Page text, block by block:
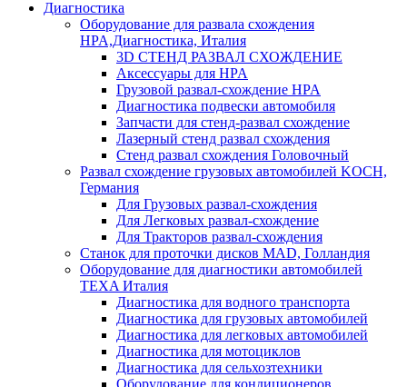
Диагностика
Оборудование для развала схождения
HPA,Диагностика, Италия
3D СТЕНД РАЗВАЛ СХОЖДЕНИЕ
Аксессуары для HPA
Грузовой развал-схождение HPA
Диагностика подвески автомобиля
Запчасти для стенд-развал схождение
Лазерный стенд развал схождения
Стенд развал схождения Головочный
Развал схождение грузовых автомобилей KOCH,
Германия
Для Грузовых развал-схождения
Для Легковых развал-схождение
Для Тракторов развал-схождения
Станок для проточки дисков MAD, Голландия
Оборудование для диагностики автомобилей
TEXA Италия
Диагностика для водного транспорта
Диагностика для грузовых автомобилей
Диагностика для легковых автомобилей
Диагностика для мотоциклов
Диагностика для сельхозтехники
Оборудование для кондиционеров